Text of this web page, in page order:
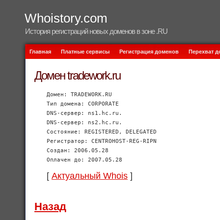
Whoistory.com
История регистраций новых доменов в зоне .RU
Главная Платные сервисы Регистрация доменов Перехват
Домен tradework.ru
Домен: TRADEWORK.RU
Тип домена: CORPORATE
DNS-сервер: ns1.hc.ru.
DNS-сервер: ns2.hc.ru.
Состояние: REGISTERED, DELEGATED
Регистратор: CENTROHOST-REG-RIPN
Создан: 2006.05.28
Оплачен до: 2007.05.28
[ Актуальный Whois ]
Назад